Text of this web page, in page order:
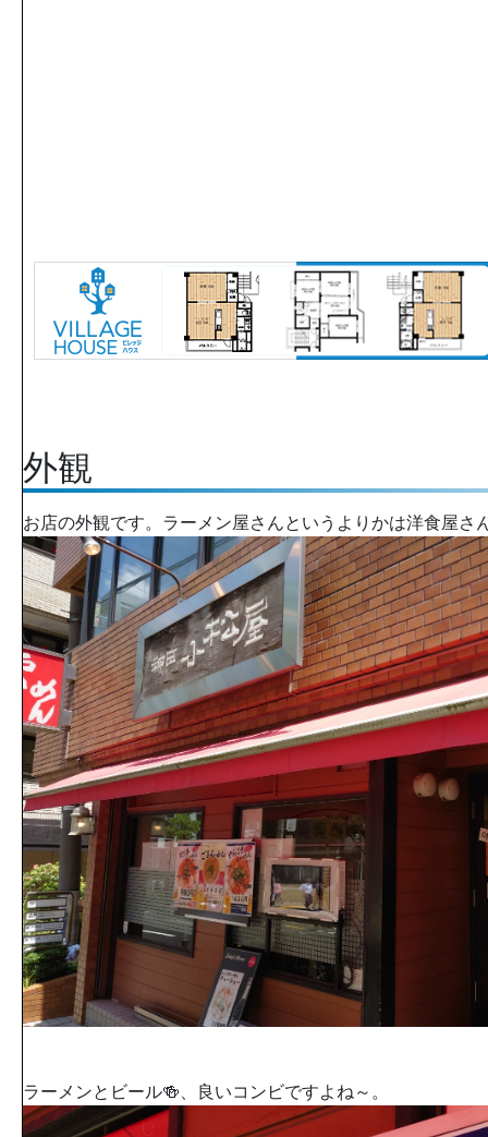
外観
お店の外観です。ラーメン屋さんというよりかは洋食屋さ
ラーメンとビール🍻、良いコンビですよね～。